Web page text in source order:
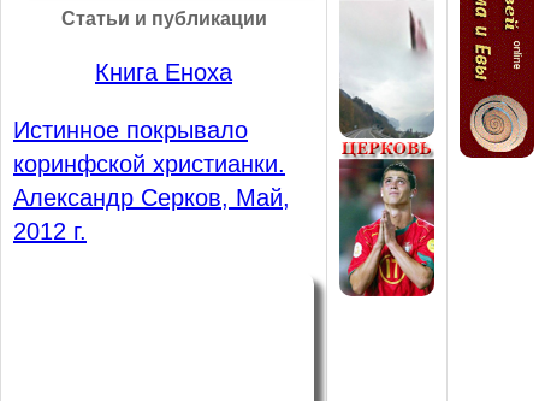
Статьи и публикации
Книга Еноха
Истинное покрывало
коринфской христианки.
Александр Серков, Май,
2012 г.